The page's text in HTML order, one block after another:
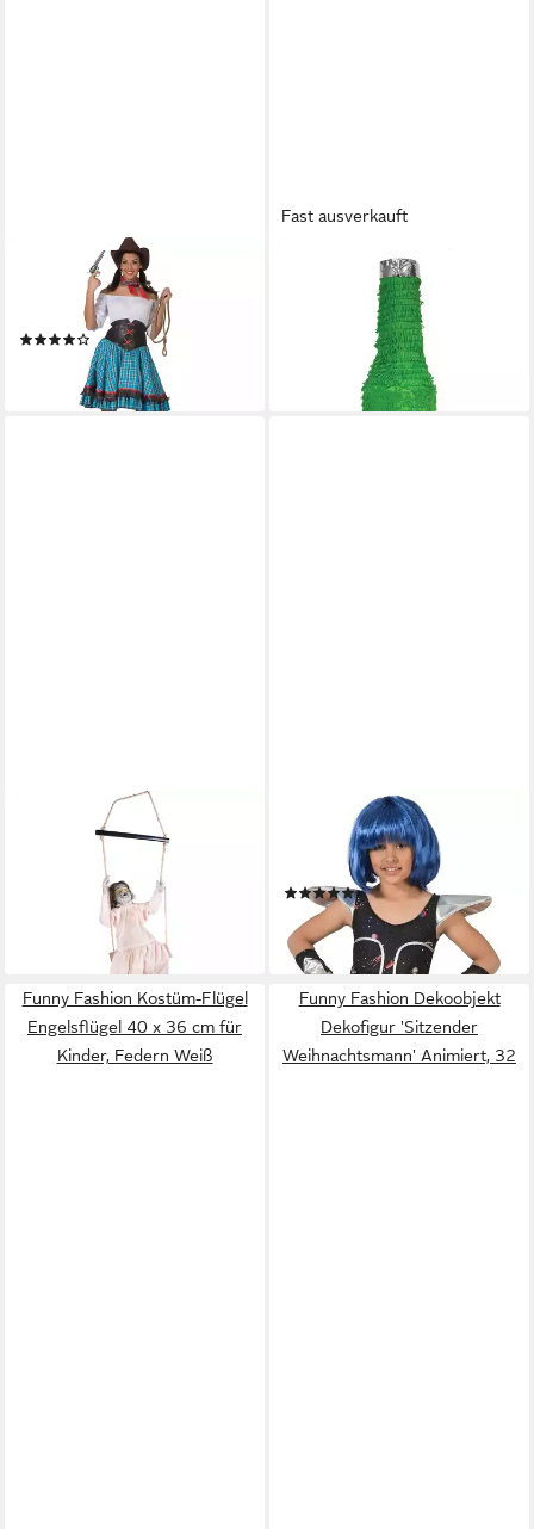
FUNNY FASHION
Kostüm Western Cowgirl
Saloon Wild West für Damen
(1)
lieferbar - in 2-3 Werktagen bei dir
Fast ausverkauft
FUNNY FASHION
Pinata Pinata 'Bierfest
Bierflasche', 20x20x76cm
lieferbar - in 2-3 Werktagen bei dir
FUNNY FASHION
Dekoobjekt Mädchen 'Scarlett
auf schwingender Schaukel
lieferbar - in 2-3 Werktagen bei dir
FUNNY FASHION
Kostüm Space Girl 'Leia' für
Mädchen - Silber Metallic
(1)
24,90 €
lieferbar - in 2-3 Werktagen bei dir
Funny Fashion Kostüm-Flügel
Engelsflügel 40 x 36 cm für
Kinder, Federn Weiß
Funny Fashion Dekoobjekt
Dekofigur 'Sitzender
Weihnachtsmann' Animiert, 32